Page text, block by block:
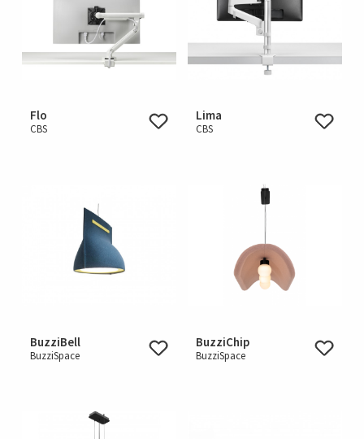
Flo
CBS
Lima
CBS
BuzziBell
BuzziSpace
BuzziChip
BuzziSpace